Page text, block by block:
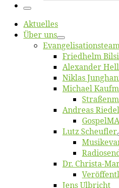
Menü
Ak­tu­el­les
Über uns
Fried­helm
Alex­an­der
Ni­klas
Mi­cha­el
An­dre­as Riedel
Lutz Scheuf­ler
Dr. Chris­­ta-
Jens Ulb­richt